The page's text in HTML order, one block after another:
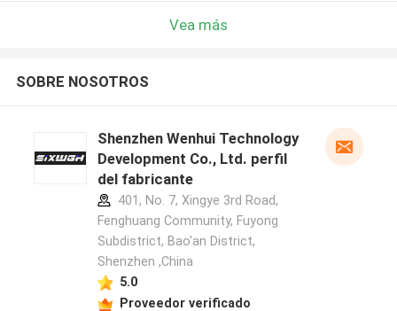
Vea más
SOBRE NOSOTROS
Shenzhen Wenhui Technology
Development Co., Ltd. perfil
del fabricante
401, No. 7, Xingye 3rd Road,
Fenghuang Community, Fuyong
Subdistrict, Bao'an District,
Shenzhen ,China
5.0
Proveedor verificado